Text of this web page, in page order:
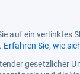
auf ein verlinktes
Erfahren Sie, wie
gesetzlicher